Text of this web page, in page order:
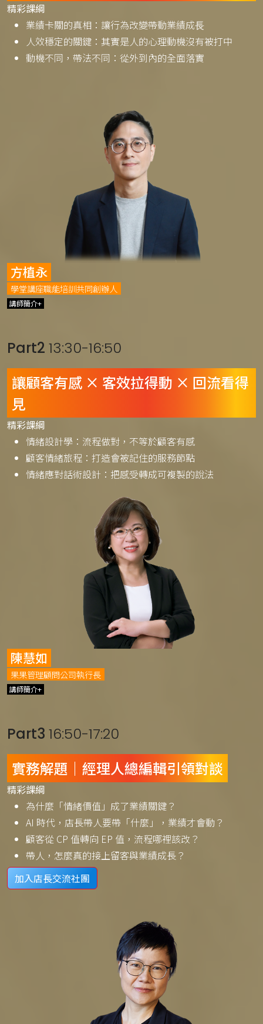
精彩課綱
業績卡關的真相：讓行為改變帶動業績成⻑
人效穩定的關鍵：其實是人的心理動機沒有被打中
動機不同，帶法不同：從外到內的全面落實
方植永
學堂講座職能培訓共同創辦人
講師簡介+
陳慧如
果果管理顧問公司執行長
講師簡介+
Part2 13:30-16:50
讓顧客有感 × 客效拉得動 × 回流看得
見
精彩課綱
情緒設計學：流程做對，不等於顧客有感
顧客情緒旅程：打造會被記住的服務節點
情緒應對話術設計：把感受轉成可複製的說法
Part3 16:50-17:20
實務解題｜經理人總編輯引領對談
精彩課綱
為什麼「情緒價值」成了業績關鍵？
AI 時代，店長帶人要帶「什麼」，業績才會動？
顧客從 CP 值轉向 EP 值，流程哪裡該改？
帶人，怎麼真的接上留客與業績成長？
加入店長交流社團